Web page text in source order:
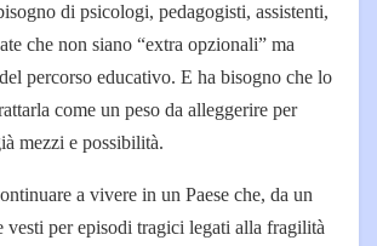
di psicologi, pedagogisti, assistenti,
che non siano “extra opzionali” ma
percorso educativo. E ha bisogno che lo
come un peso da alleggerire per
mezzi e possibilità.
a vivere in un Paese che, da un
vesti per episodi tragici legati alla fragilità